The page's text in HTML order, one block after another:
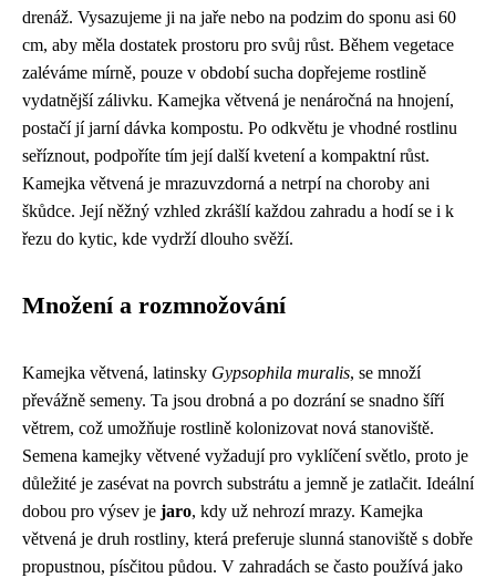
drenáž. Vysazujeme ji na jaře nebo na podzim do sponu asi 60
cm, aby měla dostatek prostoru pro svůj růst. Během vegetace
zaléváme mírně, pouze v období sucha dopřejeme rostlině
vydatnější zálivku. Kamejka větvená je nenáročná na hnojení,
postačí jí jarní dávka kompostu. Po odkvětu je vhodné rostlinu
seříznout, podpoříte tím její další kvetení a kompaktní růst.
Kamejka větvená je mrazuvzdorná a netrpí na choroby ani
škůdce. Její něžný vzhled zkrášlí každou zahradu a hodí se i k
řezu do kytic, kde vydrží dlouho svěží.
Množení a rozmnožování
Kamejka větvená, latinsky Gypsophila muralis, se množí
převážně semeny. Ta jsou drobná a po dozrání se snadno šíří
větrem, což umožňuje rostlině kolonizovat nová stanoviště.
Semena kamejky větvené vyžadují pro vyklíčení světlo, proto je
důležité je zasévat na povrch substrátu a jemně je zatlačit. Ideální
dobou pro výsev je jaro, kdy už nehrozí mrazy. Kamejka
větvená je druh rostliny, která preferuje slunná stanoviště s dobře
propustnou, písčitou půdou. V zahradách se často používá jako